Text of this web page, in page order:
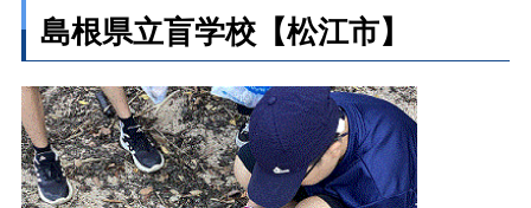
島根県立盲学校【松江市】